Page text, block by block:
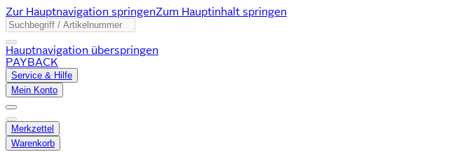
Zur Hauptnavigation springenZum Hauptinhalt springen
Hauptnavigation überspringen
PAYBACK
Service & Hilfe
Mein Konto
Merkzettel
Warenkorb